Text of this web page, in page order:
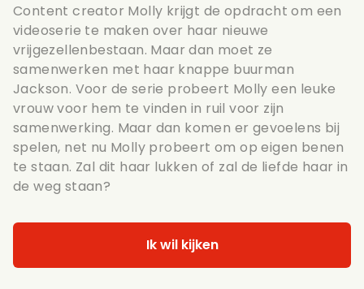
Content creator Molly krijgt de opdracht om een
videoserie te maken over haar nieuwe
vrijgezellenbestaan. Maar dan moet ze
samenwerken met haar knappe buurman
Jackson. Voor de serie probeert Molly een leuke
vrouw voor hem te vinden in ruil voor zijn
samenwerking. Maar dan komen er gevoelens bij
spelen, net nu Molly probeert om op eigen benen
te staan. Zal dit haar lukken of zal de liefde haar in
de weg staan?
Ik wil kijken